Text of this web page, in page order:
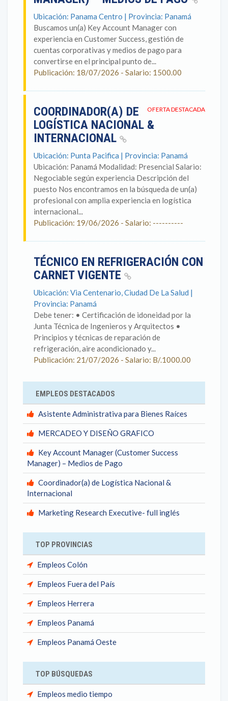
Ubicación: Panama Centro | Provincia: Panamá
Buscamos un(a) Key Account Manager con
experiencia en Customer Success, gestión de
cuentas corporativas y medios de pago para
convertirse en el principal punto de...
Publicación: 18/07/2026 - Salario: 1500.00
OFERTA DESTACADA
COORDINADOR(A) DE
LOGÍSTICA NACIONAL &
INTERNACIONAL
Ubicación: Punta Pacifica | Provincia: Panamá
Ubicación: Panamá Modalidad: Presencial Salario:
Negociable según experiencia Descripción del
puesto Nos encontramos en la búsqueda de un(a)
profesional con amplia experiencia en logística
internacional...
Publicación: 19/06/2026 - Salario: ----------
TÉCNICO EN REFRIGERACIÓN CON
CARNET VIGENTE
Ubicación: Via Centenario, Ciudad De La Salud |
Provincia: Panamá
Debe tener: • Certificación de idoneidad por la
Junta Técnica de Ingenieros y Arquitectos •
Principios y técnicas de reparación de
refrigeración, aire acondicionado y...
Publicación: 21/07/2026 - Salario: B/.1000.00
EMPLEOS DESTACADOS
Asistente Administrativa para Bienes Raíces
MERCADEO Y DISEÑO GRAFICO
Key Account Manager (Customer Success
Manager) – Medios de Pago
Coordinador(a) de Logística Nacional &
Internacional
Marketing Research Executive- full inglés
TOP PROVINCIAS
Empleos Colón
Empleos Fuera del País
Empleos Herrera
Empleos Panamá
Empleos Panamá Oeste
TOP BÚSQUEDAS
Empleos medio tiempo